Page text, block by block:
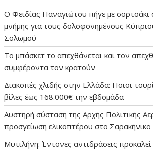
Ο Φειδίας Παναγιώτου πήγε με σορτσάκι
μνήμης για τους δολοφονημένους
Σολωμού
Το μπάσκετ το απεχθάνεται και τον
συμφέροντα τον κρατούν
Διακοπές χλιδής στην Ελλάδα: Ποιοι
βίλες έως 168.000€ την εβδομάδα
Αυστηρή σύσταση της Αρχής Πολιτικής
προσγείωση ελικοπτέρου στο Σαρακήνικο
Μυτιλήνη: Έντονες αντιδράσεις